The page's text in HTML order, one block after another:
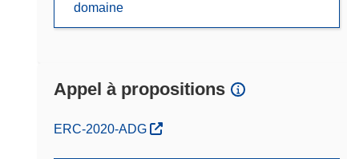
domaine
Appel à propositions
(s’ouvre dans une nouvelle fenêtre)
ERC-2020-ADG